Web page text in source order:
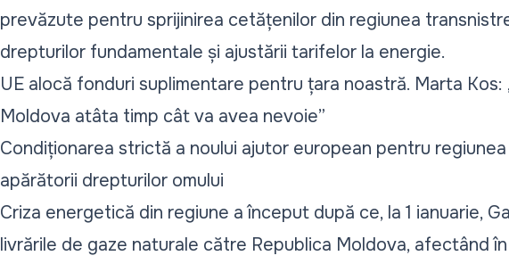
prevăzute pentru sprijinirea cetățenilor din regiunea
drepturilor fundamentale și ajustării tarifelor la energie.
UE alocă fonduri suplimentare pentru țara noastră. Marta Kos:
Moldova atâta timp cât va avea nevoie”
Condiționarea strictă a noului ajutor european pentru
apărătorii drepturilor omului
Criza energetică din regiune a început după ce, la 1 ianuarie,
livrările de gaze naturale către Republica Moldova, afectând